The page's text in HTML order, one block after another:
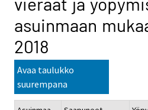
asuinmaan
2018
Avaa taulukko
suurempana